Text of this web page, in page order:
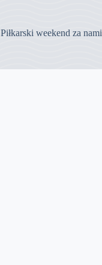
Piłkarski weekend za nami